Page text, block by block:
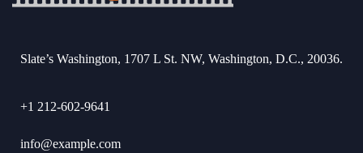
Slate’s Washington, 1707 L St. NW, Washington, D.C., 20036.
+1 212-602-9641
info@example.com